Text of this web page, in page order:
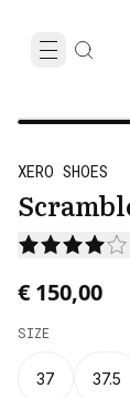
XERO SHOES
€ 150,00
SIZE
37 37.5